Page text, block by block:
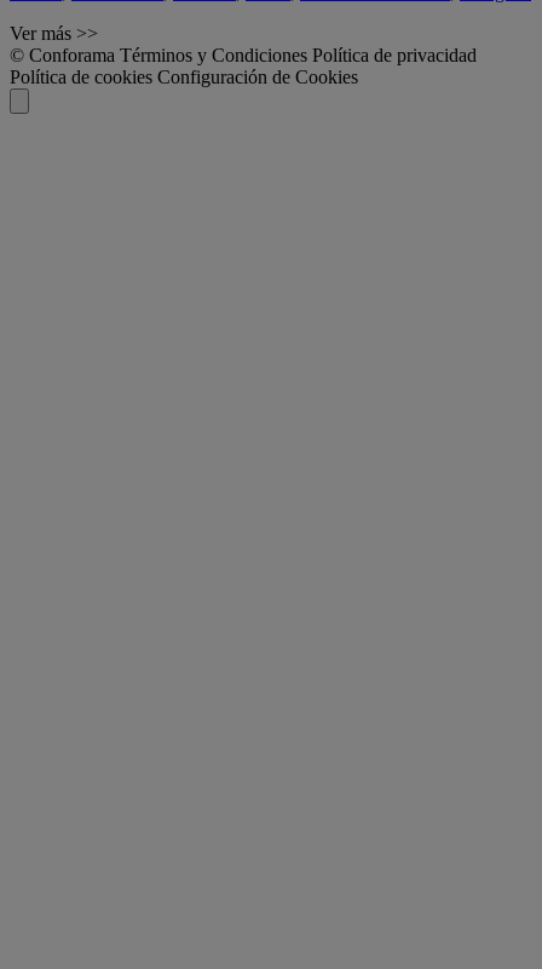
Ver más >>
© Conforama Términos y Condiciones Política de privacidad
Política de cookies Configuración de Cookies